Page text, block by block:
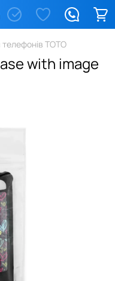
TOTO
with image